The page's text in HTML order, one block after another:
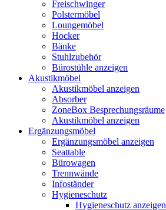
Freischwinger
Polstermöbel
Loungemöbel
Hocker
Bänke
Stuhlzubehör
Bürostühle anzeigen
Akustikmöbel
Akustikmöbel anzeigen
Absorber
ZoneBox Besprechungsräume
Akustikmöbel anzeigen
Ergänzungsmöbel
Ergänzungsmöbel anzeigen
Seattable
Bürowagen
Trennwände
Infoständer
Hygieneschutz
Hygieneschutz anzeigen